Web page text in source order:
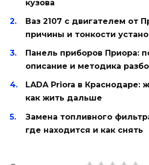
кузова
Ваз 2107 с двигателем от
причины и тонкости
Панель приборов Приора:
описание и методика
LADA Priora в Краснодаре:
как жить дальше
Замена топливного
где находится и как снять